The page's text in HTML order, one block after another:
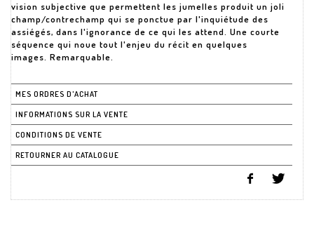
vision subjective que permettent les jumelles produit un joli
champ/contrechamp qui se ponctue par l'inquiétude des
assiégés, dans l'ignorance de ce qui les attend. Une courte
séquence qui noue tout l'enjeu du récit en quelques
images. Remarquable.
MES ORDRES D'ACHAT
INFORMATIONS SUR LA VENTE
CONDITIONS DE VENTE
RETOURNER AU CATALOGUE